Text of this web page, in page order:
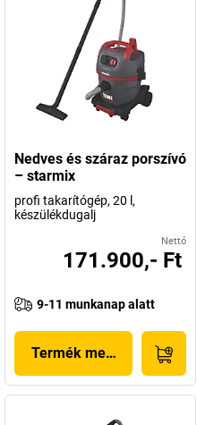
Nedves és száraz porszívó
– starmix
profi takarítógép, 20 l,
készülékdugalj
Nettó
171.900,- Ft
9-11 munkanap alatt
Termék megjelenítése